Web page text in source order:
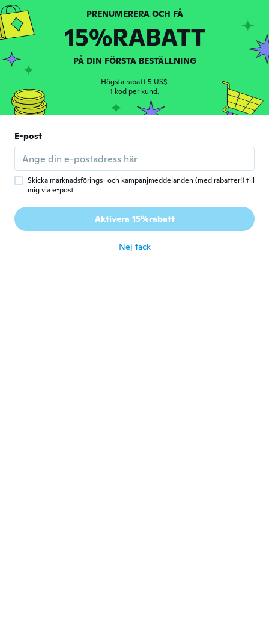
F Gick med 2017 · 284 recensioner
S sairus
Beau mais bracelet un peu petit
för 6 år sen
Carlos
Gick med 2019 · 57 recensioner · 1 uppladdningar
Excelente igual al catalogo
för 6 år sen
PRENUMERERA OCH FÅ
15%RABATT
PÅ DIN FÖRSTA BESTÄLLNING
Högsta rabatt 5 US$.
1 kod per kund.
E-post
Skicka marknadsförings- och kampanjmeddelanden (med rabatter!) till
mig via e-post
Aktivera 15%rabatt
Nej tack